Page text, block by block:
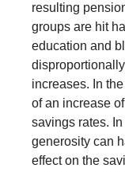
resulting
groups are hit
education and
increases. In
of an increase
savings rates.
generosity can
effect on the